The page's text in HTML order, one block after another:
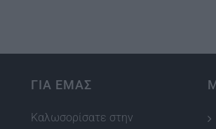
ΓΙΑ ΕΜΑΣ
Καλωσορίσατε στην